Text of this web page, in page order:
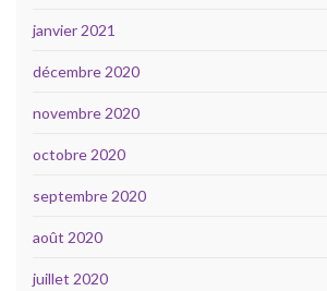
janvier 2021
décembre 2020
novembre 2020
octobre 2020
septembre 2020
août 2020
juillet 2020